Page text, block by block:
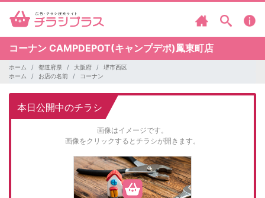
コーナン CAMPDEPOT(キャンプデポ)鳳東町店
ホーム 都道府県 大阪府
堺市西区
ホーム
お店の名前 コーナン
本日公開中のチラシ
画像はイメージです。
画像をクリックするとチラシが開きます。